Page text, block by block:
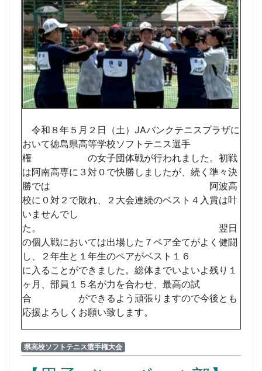
令和８年５月２日（土）JAバンクテニスプラザに
おいて徳島県高等学校ソフトテニス選手
権 の女子団体戦が行われました。初戦
は阿南高専に３対０で快勝しましたが、続く準々決
勝では 阿波高
校に０対２で敗れ、２大会連続のベスト４入賞は叶
いませんでし
た。 翌日
の個人戦においては出場した７ペア全てがよく健闘
し、２年生と１年生のペアがベスト１６
に入ることができました。総体までいよいよ残り１
ヶ月、部員１５名が力を合わせ、最高の試
合 ができるよう頑張りますので今後とも
応援よろしくお願い致します。
県高校ソフトテニス選手権大会